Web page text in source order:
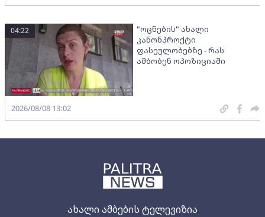
ახალი ამბების ტელევიზია
"ოცნების" ახალი
კანონპროქტი
ფასეულობებზე - რას
ამბობენ ოპოზიციაში
04:22
2026/08/08 13:02